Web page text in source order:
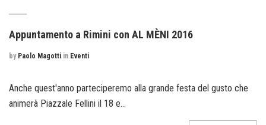
Appuntamento a Rimini con AL MÈNI 2016
by Paolo Magotti in Eventi
Anche quest'anno parteciperemo alla grande festa del gusto che
animerà Piazzale Fellini il 18 e...